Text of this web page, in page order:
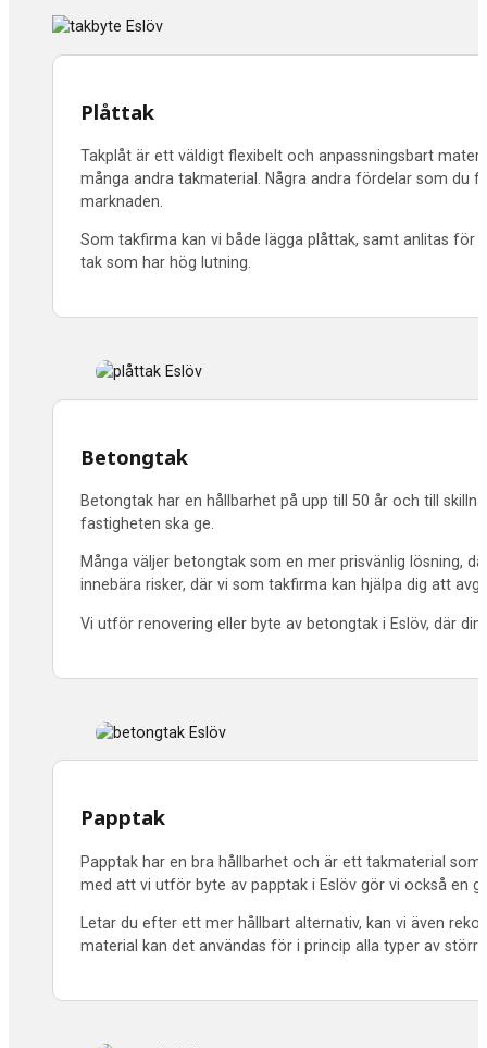
Plåttak
Takplåt är ett väldigt flexibelt och anpassningsbart
många andra takmaterial. Några andra fördelar som du
marknaden.
Som takfirma kan vi både lägga plåttak, samt anlitas
tak som har hög lutning.
Betongtak
Betongtak har en hållbarhet på upp till 50 år och till
fastigheten ska ge.
Många väljer betongtak som en mer prisvänlig lösning,
innebära risker, där vi som takfirma kan hjälpa dig att
Vi utför renovering eller byte av betongtak i Eslöv, där
Papptak
Papptak har en bra hållbarhet och är ett takmaterial
med att vi utför byte av papptak i Eslöv gör vi också en
Letar du efter ett mer hållbart alternativ, kan vi även
material kan det användas för i princip alla typer av